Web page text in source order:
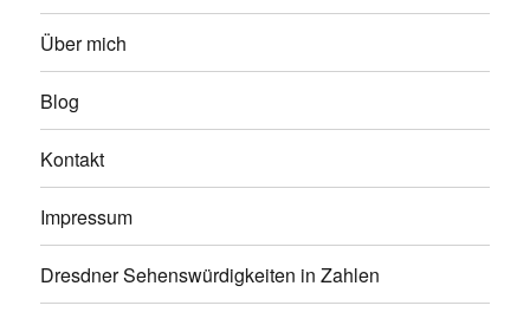
Über mich
Blog
Kontakt
Impressum
Dresdner Sehenswürdigkeiten in Zahlen